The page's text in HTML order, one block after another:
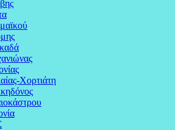
Χορτιάτη